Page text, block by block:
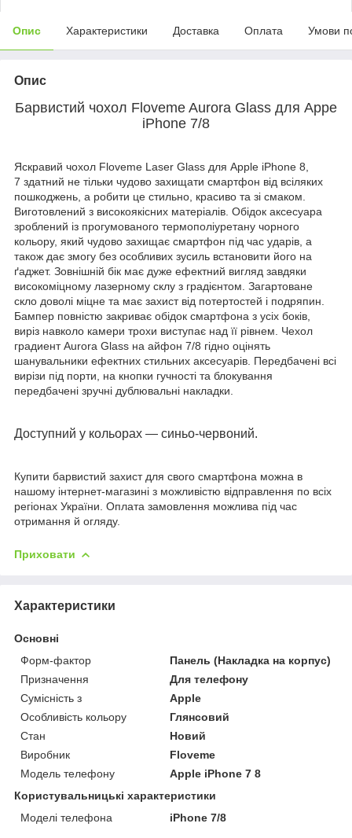
Опис Характеристики Доставка Оплата Умови
Опис
Барвистий чохол Floveme Aurora Glass для Appe
iPhone 7/8
Яскравий чохол Floveme Laser Glass для Apple iPhone 8,
7 здатний не тільки чудово захищати смартфон від всіляких
пошкоджень, а робити це стильно, красиво та зі смаком.
Виготовлений з високоякісних матеріалів. Обідок аксесуара
зроблений із прогумованого термополіуретану чорного
кольору, який чудово захищає смартфон під час ударів, а
також дає змогу без особливих зусиль встановити його на
ґаджет. Зовнішній бік має дуже ефектний вигляд завдяки
високоміцному лазерному склу з градієнтом. Загартоване
скло доволі міцне та має захист від потертостей і подряпин.
Бампер повністю закриває обідок смартфона з усіх боків,
виріз навколо камери трохи виступає над її рівнем. Чехол
градиент Aurora Glass на айфон 7/8 гідно оцінять
шанувальники ефектних стильних аксесуарів. Передбачені всі
вирізи під порти, на кнопки гучності та блокування
передбачені зручні дублювальні накладки.
Доступний у кольорах — синьо-червоний.
Купити барвистий захист для свого смартфона можна в
нашому інтернет-магазині з можливістю відправлення по всіх
регіонах України. Оплата замовлення можлива під час
отримання й огляду.
Приховати
Характеристики
Основні
Форм-фактор
Панель (Накладка на корпус)
Призначення
Для телефону
Сумісність з
Apple
Особливість кольору
Глянсовий
Стан
Новий
Виробник
Floveme
Модель телефону
Apple iPhone 7 8
Користувальницькі характеристики
Моделі телефона
iPhone 7/8